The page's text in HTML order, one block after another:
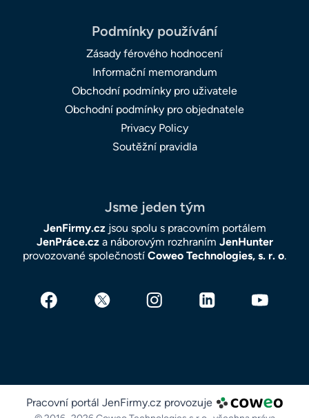
Podmínky používání
Zásady férového hodnocení
Informační memorandum
Obchodní podmínky pro uživatele
Obchodní podmínky pro objednatele
Privacy Policy
Soutěžní pravidla
Jsme jeden tým
JenFirmy.czjsou spolu s pracovním portálem
JenPráce.cza náborovým rozhraním JenHunter
provozované společností Coweo Technologies, s. r. o.
Pracovní portál JenFirmy.cz provozuje